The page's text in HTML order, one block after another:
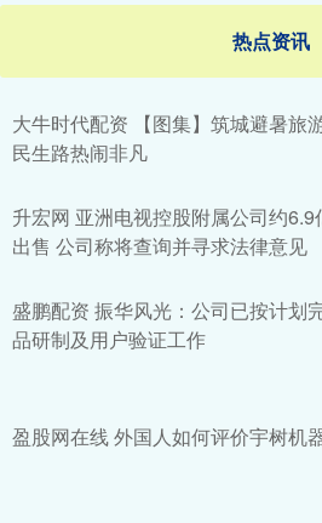
热点资讯
大牛时代配资 ​【图集】筑城避暑旅
民生路热闹非凡
升宏网 亚洲电视控股附属公司约6.9
出售 公司称将查询并寻求法律意见
盛鹏配资 振华风光：公司已按计划
品研制及用户验证工作
盈股网在线 外国人如何评价宇树机